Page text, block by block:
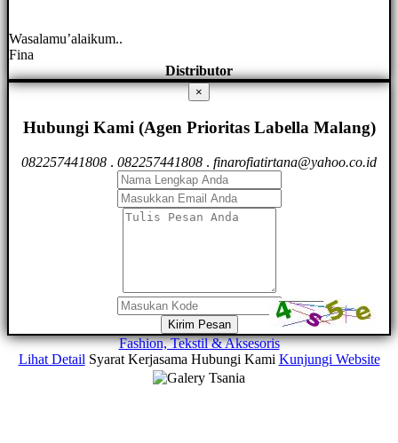
Wasalamu’alaikum..
Fina
Distributor
×
Hubungi Kami (Agen Prioritas Labella Malang)
082257441808 . 082257441808 . finarofiatirtana@yahoo.co.id
Kirim Pesan
Fashion, Tekstil & Aksesoris
Lihat Detail Syarat Kerjasama Hubungi Kami Kunjungi Website